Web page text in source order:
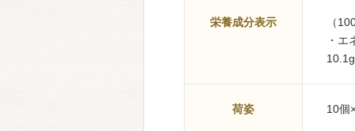
栄養成分表示
（
・
10.1g
荷姿 10個